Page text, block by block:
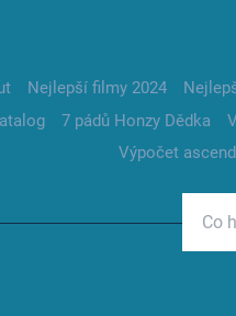
Nejlepší filmy 2024
7 pádů Honzy Dědka
Výpočet